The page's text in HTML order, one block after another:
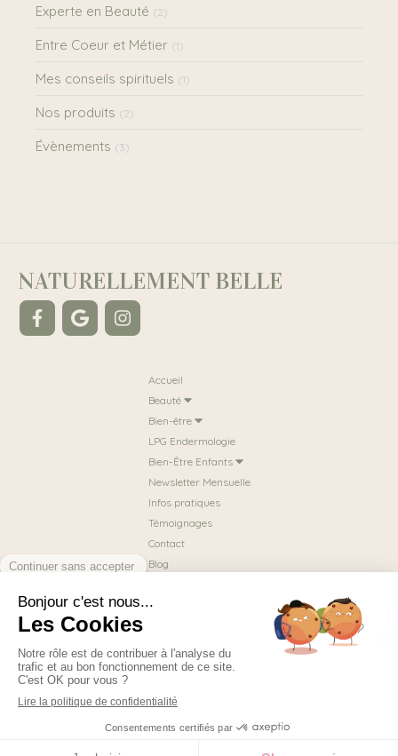
Experte en Beauté (2)
Entre Coeur et Métier (1)
Mes conseils spirituels (1)
Nos produits (2)
Évènements (3)
NATURELLEMENT BELLE
Accueil
Beauté
Bien-être
LPG Endermologie
Bien-Être Enfants
Newsletter Mensuelle
Infos pratiques
Témoignages
Contact
Blog
Mentions légales
Plan du site